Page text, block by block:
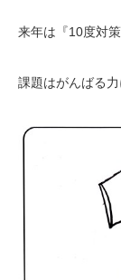
来年は『10度対
課題はがんばる力